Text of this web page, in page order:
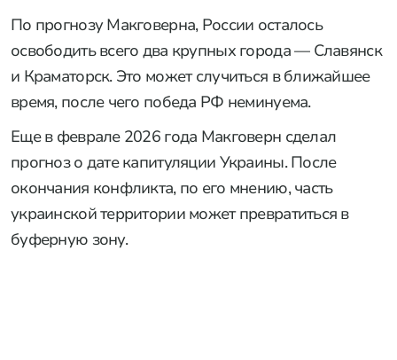
По прогнозу Макговерна, России осталось
освободить всего два крупных города — Славянск
и Краматорск. Это может случиться в ближайшее
время, после чего победа РФ неминуема.
Еще в феврале 2026 года Макговерн сделал
прогноз о дате капитуляции Украины. После
окончания конфликта, по его мнению, часть
украинской территории может превратиться в
буферную зону.